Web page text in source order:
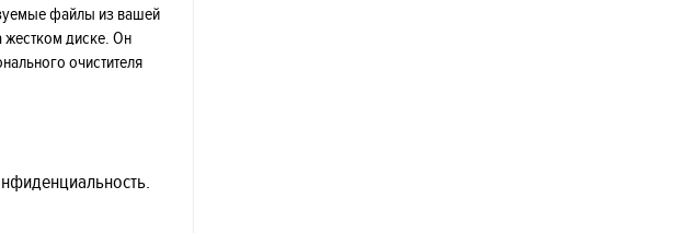
файлы из вашей
жестком диске. Он
очистителя